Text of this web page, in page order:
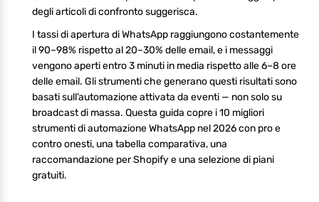
degli articoli di confronto suggerisca.
I tassi di apertura di WhatsApp raggiungono costantemente
il 90–98% rispetto al 20–30% delle email, e i messaggi
vengono aperti entro 3 minuti in media rispetto alle 6–8 ore
delle email. Gli strumenti che generano questi risultati sono
basati sull’automazione attivata da eventi — non solo su
broadcast di massa. Questa guida copre i 10 migliori
strumenti di automazione WhatsApp nel 2026 con pro e
contro onesti, una tabella comparativa, una
raccomandazione per Shopify e una selezione di piani
gratuiti.